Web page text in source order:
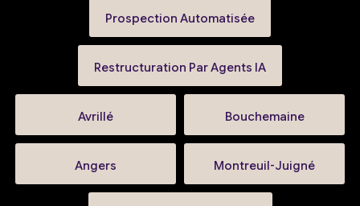
Prospection Automatisée
Restructuration Par Agents IA
Avrillé Bouchemaine
Angers Montreuil-Juigné